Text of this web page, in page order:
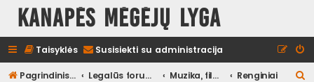
Kanapės mėgėjų lyga
Taisyklės Susisiekti su administracija
Pagrindinis diskusijų puslapis Legalūs forumai Muzika, filmai ir kita media, pramogos Renginiai